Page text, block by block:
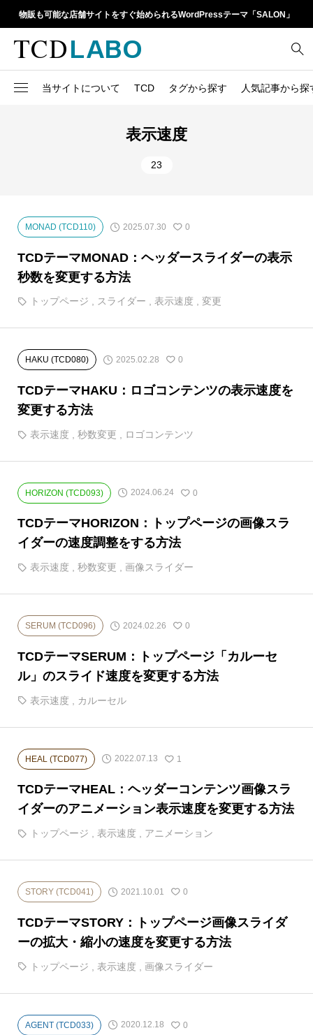
物販も可能な店舗サイトをすぐ始められるWordPressテーマ「SALON」
当サイトについて TCD タグから探す 人気記事から探
13
h1
meta description
meta title 39
ラグイン
Welcart
よくあるご質問
表示速度
23
MONAD (TCD110) 2025.07.30 0
TCDテーマMONAD：ヘッダースライダーの表示
秒数を変更する方法
トップページ , スライダー , 表示速度 , 変更
HAKU (TCD080) 2025.02.28 0
TCDテーマHAKU：ロゴコンテンツの表示速度を
変更する方法
表示速度 秒数変更 ロゴコンテンツ
HORIZON (TCD093) 2024.06.24 0
TCDテーマHORIZON：トップページの画像スラ
イダーの速度調整をする方法
表示速度 , 秒数変更 , 画像スライダー
SERUM (TCD096) 2024.02.26 0
TCDテーマSERUM：トップページ「カルーセ
ル」のスライド速度を変更する方法
表示速度 カルーセル
HEAL (TCD077) 2022.07.13 1
TCDテーマHEAL：ヘッダーコンテンツ画像スラ
イダーのアニメーション表示速度を変更する方法
トップページ 表示速度 アニメーション
STORY (TCD041) 2021.10.01 0
TCDテーマSTORY：トップページ画像スライダ
ーの拡大・縮小の速度を変更する方法
トップページ 表示速度 画像スライダー
AGENT (TCD033) 2020.12.18 0